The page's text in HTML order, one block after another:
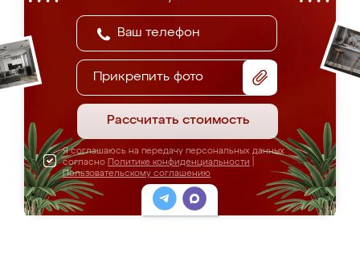
Прикрепить фото
Рассчитать стоимость
Я соглашаюсь на передачу персональных данных
согласно Политике конфиденциальности
Пользовательскому соглашению